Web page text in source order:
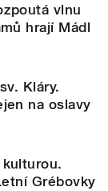
vlnu
hrají Mádl
Kláry.
na oslavy
Grébovky